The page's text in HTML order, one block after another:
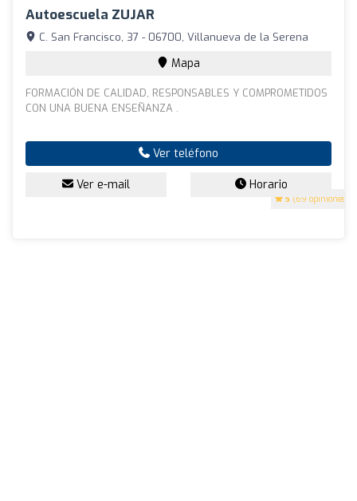
Autoescuela ZUJAR
5 (69 opiniones)
C. San Francisco, 37 - 06700, Villanueva de la Serena
Mapa
FORMACIÓN DE CALIDAD, RESPONSABLES Y COMPROMETIDOS
CON UNA BUENA ENSEÑANZA .
Ver teléfono
Ver e-mail Horario